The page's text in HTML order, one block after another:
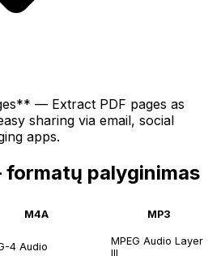
— Extract PDF pages as
sharing via email, social
apps.
palyginimas
M4A MP3
4 Audio
MPEG Audio Layer
III